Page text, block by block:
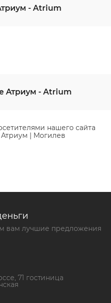
- Atrium
Атриум - Atrium
нашего сайта
| Могилев
вам лучшие предложения
71 гостиница